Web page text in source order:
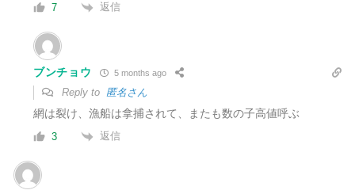
7 返信
ブンチョウ 5 months ago
Reply to 匿名さん
網は裂け、漁船は拿捕されて、またも数の子高値呼ぶ
3 返信